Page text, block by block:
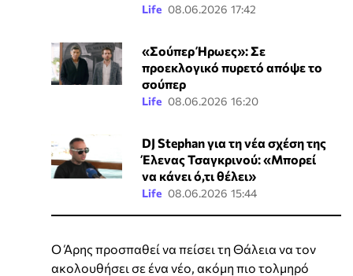
Life 08.06.2026 17:42
«Σούπερ Ήρωες»: Σε
προεκλογικό πυρετό απόψε το
σούπερ
Life 08.06.2026 16:20
DJ Stephan για τη νέα σχέση της
Έλενας Τσαγκρινού: «Μπορεί
να κάνει ό,τι θέλει»
Life 08.06.2026 15:44
Ο Άρης προσπαθεί να πείσει τη Θάλεια να τον
ακολουθήσει σε ένα νέο, ακόμη πιο τολμηρό